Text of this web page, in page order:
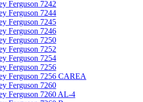
Ferguson 7242
Ferguson 7244
Ferguson 7245
Ferguson 7246
Ferguson 7250
Ferguson 7252
Ferguson 7254
Ferguson 7256
Ferguson 7256 CAREA
Ferguson 7260
Ferguson 7260 AL-4